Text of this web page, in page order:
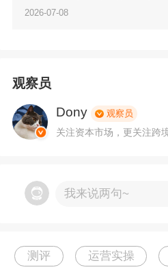
步铺垫真实测评，上线一
3.测评的核心价值，从来不
完整还原产品使用场景：
提前预判产品适配度，打
同时稳定更新的真实评价
助力抢占黄金购物位。
2026-07-08
观察员
Dony 观察员
关注资本市场，更关注跨
我来说两句~
测评 运营实操